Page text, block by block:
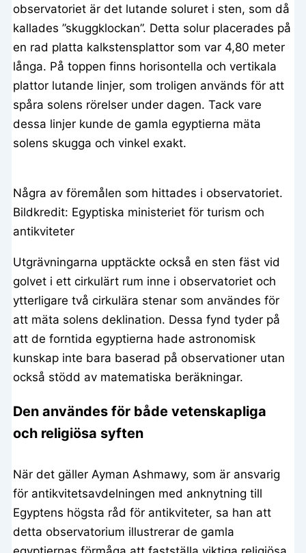
observatoriet är det lutande soluret i sten, som då
kallades ”skuggklockan”. Detta solur placerades på
en rad platta kalkstensplattor som var 4,80 meter
långa. På toppen finns horisontella och vertikala
plattor lutande linjer, som troligen används för att
spåra solens rörelser under dagen. Tack vare
dessa linjer kunde de gamla egyptierna mäta
solens skugga och vinkel exakt.
Några av föremålen som hittades i observatoriet.
Bildkredit: Egyptiska ministeriet för turism och
antikviteter
Utgrävningarna upptäckte också en sten fäst vid
golvet i ett cirkulärt rum inne i observatoriet och
ytterligare två cirkulära stenar som användes för
att mäta solens deklination. Dessa fynd tyder på
att de forntida egyptierna hade astronomisk
kunskap inte bara baserad på observationer utan
också stödd av matematiska beräkningar.
Den användes för både vetenskapliga
och religiösa syften
När det gäller Ayman Ashmawy, som är ansvarig
för antikvitetsavdelningen med anknytning till
Egyptens högsta råd för antikviteter, sa han att
detta observatorium illustrerar de gamla